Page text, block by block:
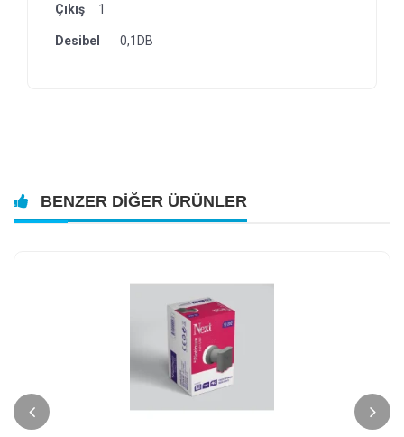
Çıkış 1
Desibel 0,1DB
BENZER DIĞER ÜRÜNLER